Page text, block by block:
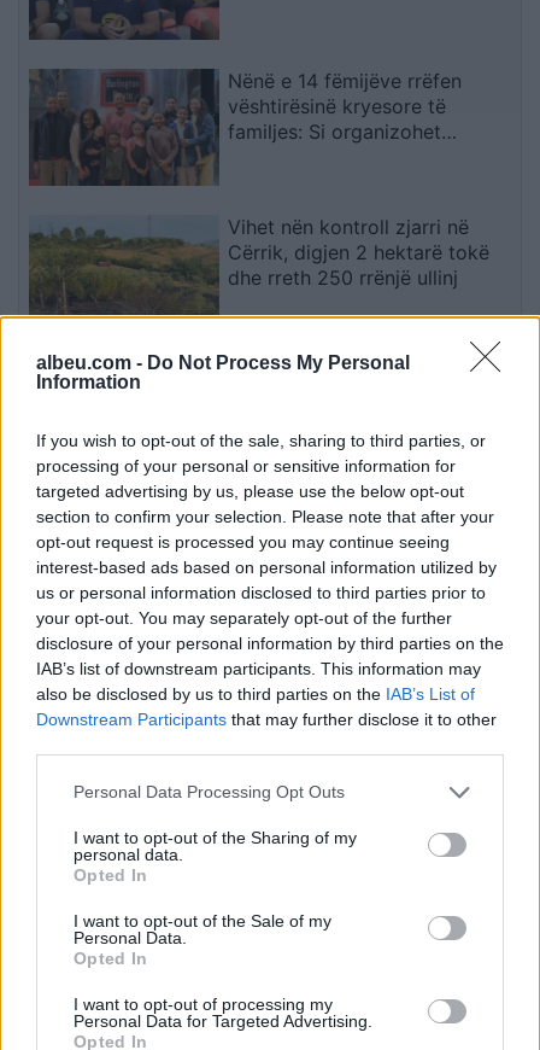
albeu.com - Do Not Process My Personal
Information
If you wish to opt-out of the sale, sharing to third parties, or
processing of your personal or sensitive information for
targeted advertising by us, please use the below opt-out
section to confirm your selection. Please note that after your
opt-out request is processed you may continue seeing
interest-based ads based on personal information utilized by
us or personal information disclosed to third parties prior to
your opt-out. You may separately opt-out of the further
disclosure of your personal information by third parties on the
IAB’s list of downstream participants. This information may
also be disclosed by us to third parties on the IAB’s List of
Downstream Participants that may further disclose it to other
Personal Data Processing Opt Outs
I want to opt-out of the Sharing of my
personal data.
Opted In
I want to opt-out of the Sale of my
Personal Data.
Opted In
I want to opt-out of processing my
Personal Data for Targeted Advertising.
Opted In
Nënë e 14 fëmijëve rrëfen
vështirësinë kryesore të
familjes: Si organizohet
Vihet nën kontroll zjarri në
Cërrik, digjen 2 hektarë tokë
dhe rreth 250 rrënjë ullinj
Përfundon protesta e 71-të
kërkohet largimi i Ramës
Esim for Global
for Turkey|Esim for Germany|Esim for Greece |
for Asia|Esim for World Cup 2026